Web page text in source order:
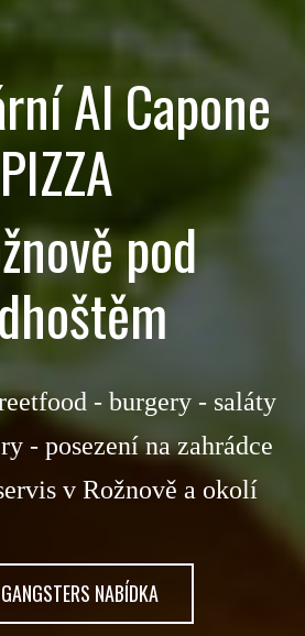
Al Capone
PIZZA
pod
- burgery - saláty
- posezení na zahrádce
v Rožnově a okolí
NABÍDKA